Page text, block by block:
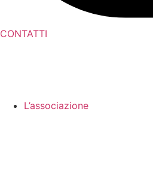
CONTATTI
L’associazione